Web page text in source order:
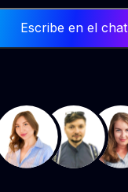
Escribe en el chat